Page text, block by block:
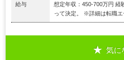
給与
想定年収：450-700万円 経
って決定。 ※詳細は転職エ
気に